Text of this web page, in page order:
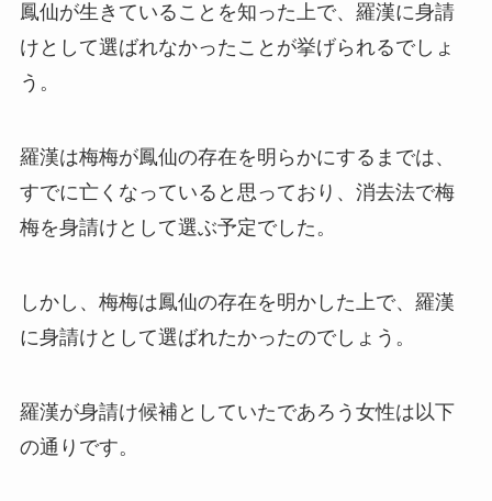
鳳仙が生きていることを知った上で、羅漢に身請
けとして選ばれなかったことが挙げられるでしょ
う。
羅漢は梅梅が鳳仙の存在を明らかにするまでは、
すでに亡くなっていると思っており、消去法で梅
梅を身請けとして選ぶ予定でした。
しかし、梅梅は鳳仙の存在を明かした上で、羅漢
に身請けとして選ばれたかったのでしょう。
羅漢が身請け候補としていたであろう女性は以下
の通りです。